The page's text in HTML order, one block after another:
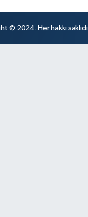
© 2024. Her hakkı